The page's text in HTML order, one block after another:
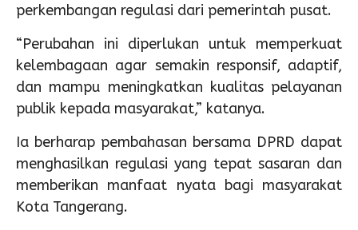
perkembangan regulasi dari pemerintah pusat.
“Perubahan ini diperlukan untuk memperkuat
kelembagaan agar semakin responsif, adaptif,
dan mampu meningkatkan kualitas pelayanan
publik kepada masyarakat,” katanya.
Ia berharap pembahasan bersama DPRD dapat
menghasilkan regulasi yang tepat sasaran dan
memberikan manfaat nyata bagi masyarakat
Kota Tangerang.